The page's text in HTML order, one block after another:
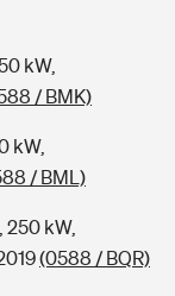
kW,
/ BMK)
kW,
/ BML)
250 kW,
(0588 / BQR)